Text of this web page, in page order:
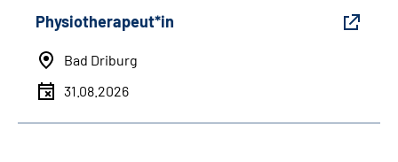
Physiotherapeut*in
Bad Driburg
31.08.2026